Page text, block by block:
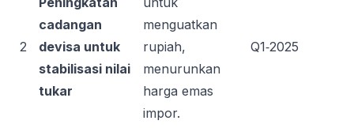
2
cadangan
devisa untuk
stabilisasi nilai
tukar
menguatkan
rupiah,
menurunkan
harga emas
impor.
Q1‑2025